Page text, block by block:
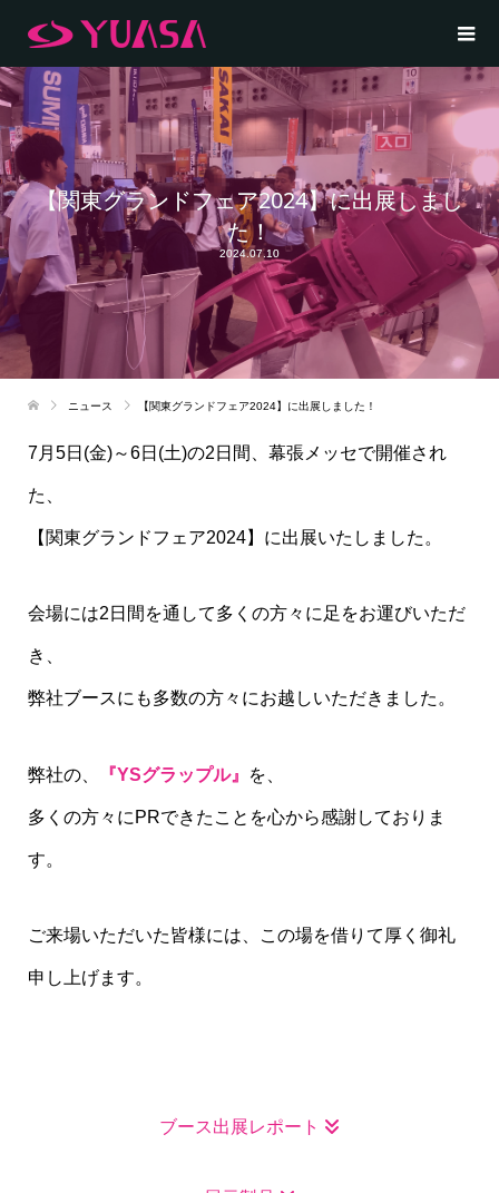
【関東グランドフェア2024】に出展しまし
た！
2024.07.10
ニュース 【関東グランドフェア2024】に出展しました！
7月5日(金)～6日(土)の2日間、幕張メッセで開催され
た、
【関東グランドフェア2024】に出展いたしました。
会場には2日間を通して多くの方々に足をお運びいただ
き、
弊社ブースにも多数の方々にお越しいただきました。
弊社の、 『YSグラップル』 を、
多くの方々にPRできたことを心から感謝しておりま
す。
ご来場いただいた皆様には、この場を借りて厚く御礼
申し上げます。
ブース出展レポート